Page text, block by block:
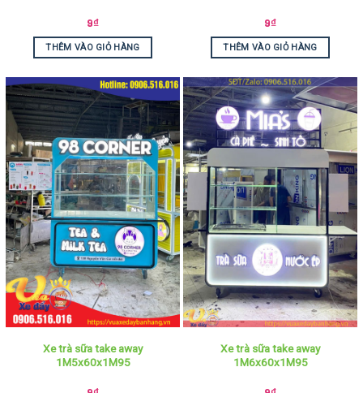
9₫
THÊM VÀO GIỎ HÀNG
9₫
THÊM VÀO GIỎ HÀNG
Xe trà sữa take away
1M5x60x1M95
Xe trà sữa take away
1M6x60x1M95